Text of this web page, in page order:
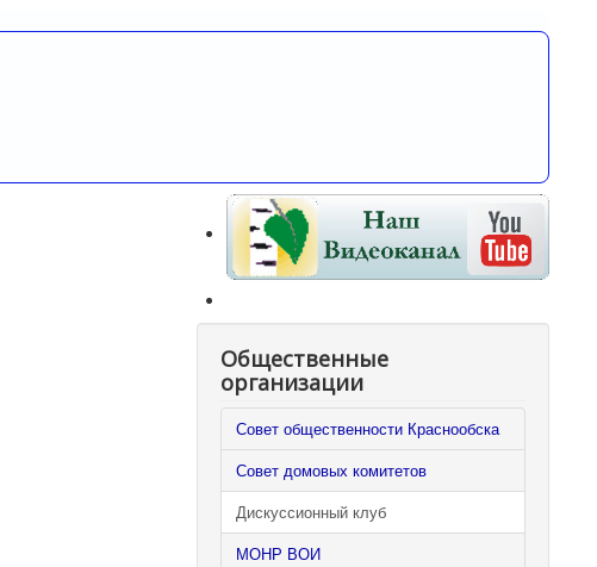
Общественные
организации
Совет общественности Краснообска
Совет домовых комитетов
Дискуссионный клуб
МОНР ВОИ